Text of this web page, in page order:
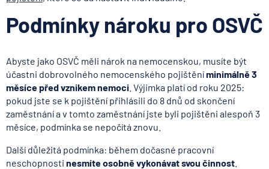
Podmínky nároku pro OSVČ
Abyste jako OSVČ měli nárok na nemocenskou, musíte být
účastni dobrovolného nemocenského pojištěníminimálně 3
měsíce před vznikem nemoci . Výjimka platí od roku 2025:
pokud jste se k pojištění přihlásili do 8 dnů od skončení
zaměstnání a v tomto zaměstnání jste byli pojištěni alespoň 3
měsíce, podmínka se nepočítá znovu.
Další důležitá podmínka: během dočasné pracovní
neschopnosti nesmíte osobně vykonávat svou činnost